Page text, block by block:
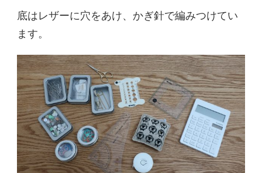
底はレザーに穴をあけ、かぎ針で編みつけてい
ます。